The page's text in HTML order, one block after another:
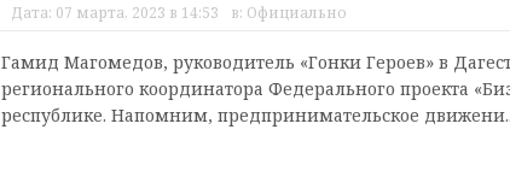
Дата: 07 марта, 2023 в 14:53 в: Официально
Гамид Магомедов, руководитель «Гонки Героев» в
регионального координатора Федерального проекта
республике. Напомним, предпринимательское